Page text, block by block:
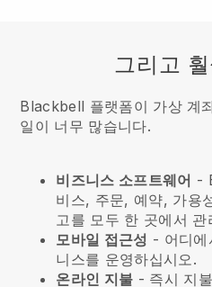
그리고
Blackbell 플랫폼이 가상 계
일이 너무 많습니다.
비즈니스 소프트웨어 -
비스, 주문, 예약, 가용
고를 모두 한 곳에서
모바일 접근성 - 어디에
니스를 운영하십시오.
온라인 지불 - 즉시 지